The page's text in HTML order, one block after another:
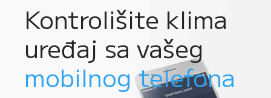
Kontrolišite klima
uređaj sa vašeg
mobilnog telefona